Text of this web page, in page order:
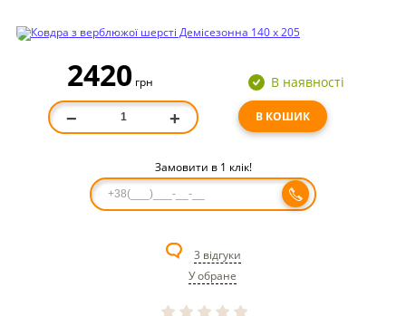
2420 грн В наявності
− + В КОШИК
Замовити в 1 клік!
3 відгуки
У обране